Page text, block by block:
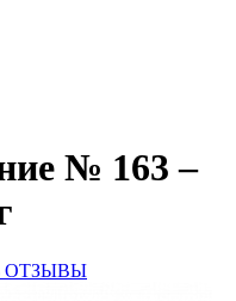
№ 163 –
ОТЗЫВЫ